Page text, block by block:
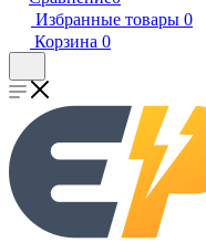
Избранные товары 0
Корзина 0